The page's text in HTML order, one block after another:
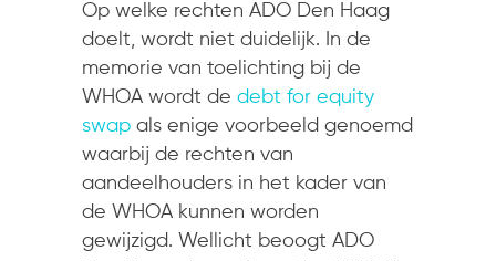
Op welke rechten ADO Den Haag
doelt, wordt niet duidelijk. In de
memorie van toelichting bij de
WHOA wordt de debt for equity
swap als enige voorbeeld genoemd
waarbij de rechten van
aandeelhouders in het kader van
de WHOA kunnen worden
gewijzigd. Wellicht beoogt ADO